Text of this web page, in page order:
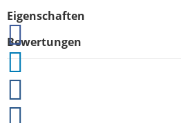
Eigenschaften
Bewertungen